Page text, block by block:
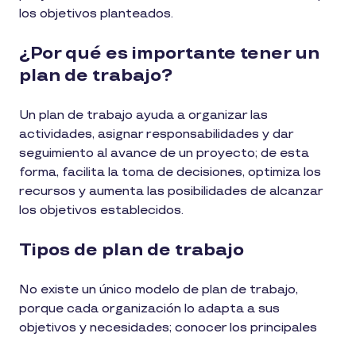
los objetivos planteados.
¿Por qué es importante tener un
plan de trabajo?
Un plan de trabajo ayuda a organizar las
actividades, asignar responsabilidades y dar
seguimiento al avance de un proyecto; de esta
forma, facilita la toma de decisiones, optimiza los
recursos y aumenta las posibilidades de alcanzar
los objetivos establecidos.
Tipos de plan de trabajo
No existe un único modelo de plan de trabajo,
porque cada organización lo adapta a sus
objetivos y necesidades; conocer los principales